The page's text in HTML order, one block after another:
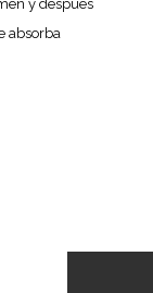
y después
absorba